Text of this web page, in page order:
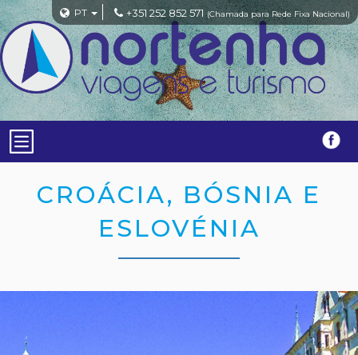
PT +351 252 852 571 (Chamada para Rede Fixa Nacional)
CROÁCIA, BÓSNIA E
ESLOVÉNIA